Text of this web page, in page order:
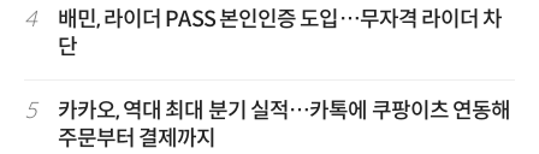
4
배민, 라이더 PASS 본인인증 도입…무자격 라이더 차
단
5
카카오, 역대 최대 분기 실적…카톡에 쿠팡이츠 연동해
주문부터 결제까지